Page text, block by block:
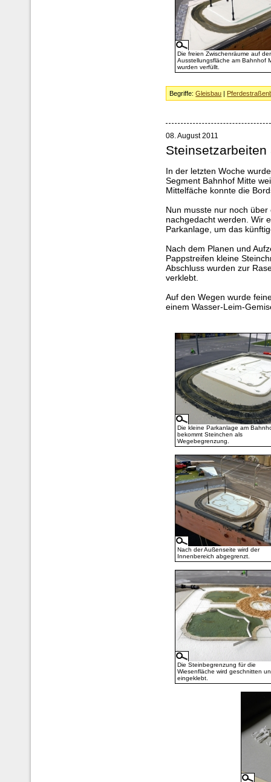
Die freien Zwischenräume auf
Ausstellungsfläche am Bahnhof
wurden verfüllt.
Begriffe:Gleisbau
08. August 2011
In der letzten Woche
Segment Bahnhof Mitte
Mittelfäche konnte die
Nun musste nur noch
nachgedacht werden. Wir
Parkanlage, um das
Nach dem Planen und
Pappstreifen kleine
Abschluss wurden zur
verklebt.
Auf den Wegen wurde
einem Wasser-Leim-
Die kleine Parkanlage am
bekommt Steinchen als
Wegebegrenzung.
Nach der Außenseite wird der
Innenbereich abgegrenzt.
Die Steinbegrenzung für die
Wiesenfläche wird geschnitten
eingeklebt.